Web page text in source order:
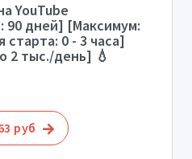
YouTube
90 дней] [Максимум:
0 - 3 часа]
2 тыс./день] 💧
руб